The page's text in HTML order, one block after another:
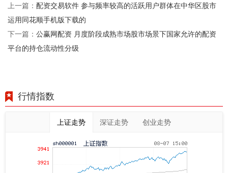
上一篇： 配资交易软件 参与频率较高的活跃用户群体在中华区股市
运用同花顺手机版下载的
下一篇： 公赢网配资 月度阶段成熟市场股市场景下国家允许的配资
平台的持仓流动性分级
行情指数
上证走势 深证走势 创业走势